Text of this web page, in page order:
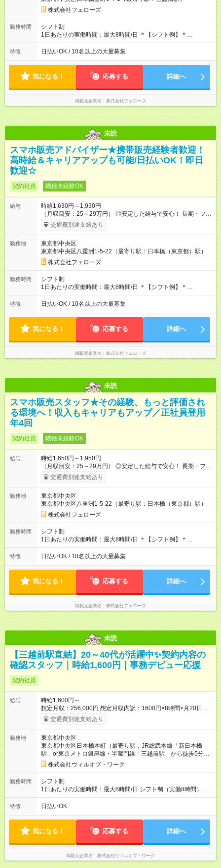
す。その間の給与・待遇に変更はありません。 【試用期間】試
用期間あり 試用期間の長さ：2ヶ月 雇用形態、給与は本採用時
と同じです。
株式会社フェローズ
勤務時間
シフト制
1日あたりの実働時間：最大8時間/日 ＊【シフト例】＊
(1) 10:00～19:00 (2) 11:00～20:00 (3) 12:00～21:00 など ◎
いずれも実働8時間・休憩1時間です。中抜けシフトなどはあり
たい」などあれば相談に応じますのでおっしゃってください！
特徴 日払いOK / 10名以上の大量募集
気になる！ 応募する 詳細へ
掲載元企業名 株式会社フェローズ
未読
スマホ販売アドバイザー★携帯販売経験者歓迎！
高時給＆キャリアアップも可能/日払いOK！即日
歓迎☆
契約社員 職種未経験OK
給与
時給1,630円～1,930円
（月収目安：25～29万円） ◎安定した給与で安心！ 長期・フル
タイムで勤務いただける方にお越しいただきたいと思っていま
す。シフトが削られることはないので、安定した給与が入りま
たいという人もいると思います。このあたりは柔軟に対応する
ので、お気軽にご相談ください！ ※2ヶ月の試用期間がありま
す。その間の給与・待遇に変更はありません。 【試用期間】試
用期間あり 試用期間の長さ：2ヶ月 雇用形態、給与は本採用時
と同じです。
交通費別途支給あり
勤務地
東京都中央区
東京都中央区八重洲1-5-22（最寄り駅：日本橋（東京都）駅）
株式会社フェローズ
勤務時間
シフト制
1日あたりの実働時間：最大8時間/日 ＊【シフト例】＊
(1) 10:00～19:00 (2) 11:00～20:00 (3) 12:00～21:00 など ◎
いずれも実働8時間・休憩1時間です。中抜けシフトなどはあり
たい」などあれば相談に応じますのでおっしゃってください！
特徴 日払いOK / 10名以上の大量募集
気になる！ 応募する 詳細へ
掲載元企業名 株式会社フェローズ
未読
スマホ販売スタッフ★その経験、もっと評価され
る環境へ！収入もキャリアもアップ／正社員登用
年4回
契約社員 職種未経験OK
給与
時給1,650円～1,950円
（月収目安：25～29万円） ◎安定した給与で安心！ 長期・フル
タイムで勤務いただける方にお越しいただきたいと思っていま
す。シフトが削られることはないので、安定した給与が入りま
たいという人もいると思います。このあたりは柔軟に対応する
ので、お気軽にご相談ください！ ※2ヶ月の試用期間がありま
す。その間の給与・待遇に変更はありません。 【試用期間】試
用期間あり 試用期間の長さ：2ヶ月 雇用形態、給与は本採用時
と同じです。
交通費別途支給あり
勤務地
東京都中央区
東京都中央区八重洲1-5-22（最寄り駅：日本橋（東京都）駅）
株式会社フェローズ
勤務時間
シフト制
1日あたりの実働時間：最大8時間/日 ＊【シフト例】＊
(1) 10:00～19:00 (2) 11:00～20:00 (3) 12:00～21:00 など ◎
いずれも実働8時間・休憩1時間です。中抜けシフトなどはあり
たい」などあれば相談に応じますのでおっしゃってください！
特徴 日払いOK / 10名以上の大量募集
気になる！ 応募する 詳細へ
掲載元企業名 株式会社フェローズ
未読
【三越前駅直結】20～40代が活躍中✨契約内容の
確認スタッフ｜時給1,600円｜事務デビュー応援
契約社員
給与
時給1,600円～
想定月収：256,000円 想定月収内訳：1600円×8時間×月20日勤
務想定 【試用期間】試用期間なし
交通費別途支給あり
勤務地
東京都中央区
東京都中央区日本橋本町（最寄り駅：JR総武本線「新日本橋
駅」or東京メトロ銀座線・半蔵門線「三越前駅」から徒歩5分程
度）株式会社ウィルオブ・ワーク
勤務時間
シフト制
1日あたりの実働時間：最大8時間/日 シフト制（実働8時間）週5
日 ・9:30～18:30 ・11:00～20:00 ・11:45～20:45 残業ほぼなし
（月0～5時間程度）
特徴 日払いOK
気になる！ 応募する 詳細へ
掲載元企業名 株式会社ウィルオブ・ワーク